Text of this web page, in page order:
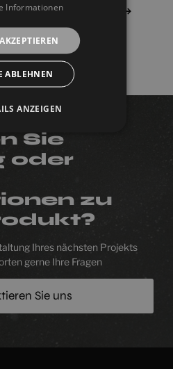
Terranova Crema
75X75
Sie
oder
zu
Ihres nächsten Projekts
gerne Ihre Fragen
Sie uns
Informationen
ABLEHNEN
ANZEIGEN